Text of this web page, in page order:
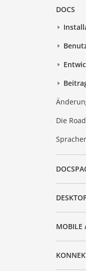
DOCS
Die
MOBILE